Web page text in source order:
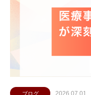
ブログ 2026.07.01